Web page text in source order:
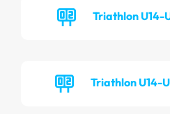
Triathlon U14-
Triathlon U14-